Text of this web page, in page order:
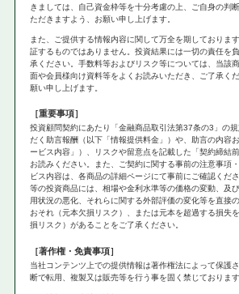
きましては、自己資金枠等を十分考慮の上、ご自身の判
ただきますよう、お願い申し上げます。
また、ご提供する情報内容に関して万全を期しておりま
証するものではありません。投資結果には一切の責任を
承ください。手数料等およびリスク等については、当該
面や会員様向け資料等をよくお読みいただき、ご了承く
願い申し上げます。
重要事項
投資顧問契約にあたり「金融商品取引法第37条の3」の
だく助言報酬（以下「情報提供料金」）や、助言の内容
ービス内容」）、リスクや留意点を記載した「契約締結
お読みください。また、ご契約に関する事前の注意事項
ビス内容は、各商品の詳細ページにて事前にご確認くだ
等の投資商品には、相場や金利水準等の価格の変動、及
用状況の悪化、それらに関する外部評価の変化等を直接
おそれ（元本欠損リスク）、または元本を超過する損失
損リスク）があることをご了承ください。
著作権・免責事項
当社コンテンツ上での提供情報は著作権法によって保護
断で転用、複製又は販売等を行う事を固く禁じております